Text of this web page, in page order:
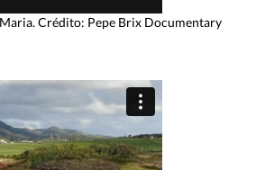
Crédito: Pepe Brix Documentary